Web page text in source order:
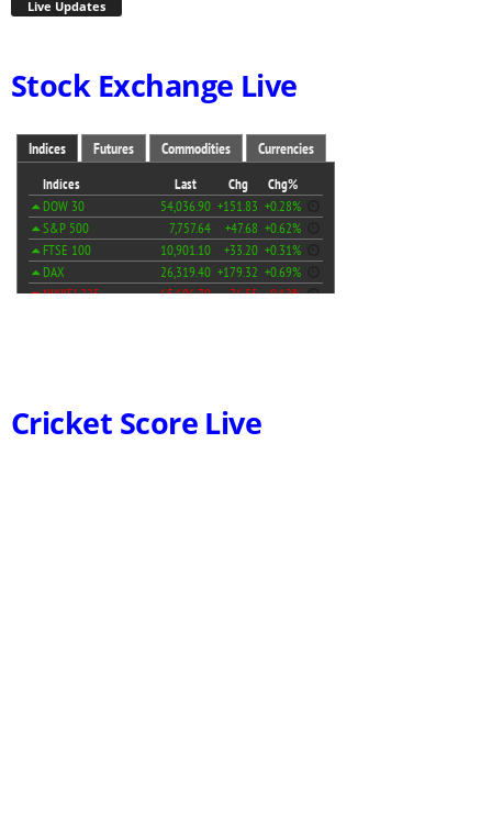
Live Updates
Stock Exchange Live
Cricket Score Live